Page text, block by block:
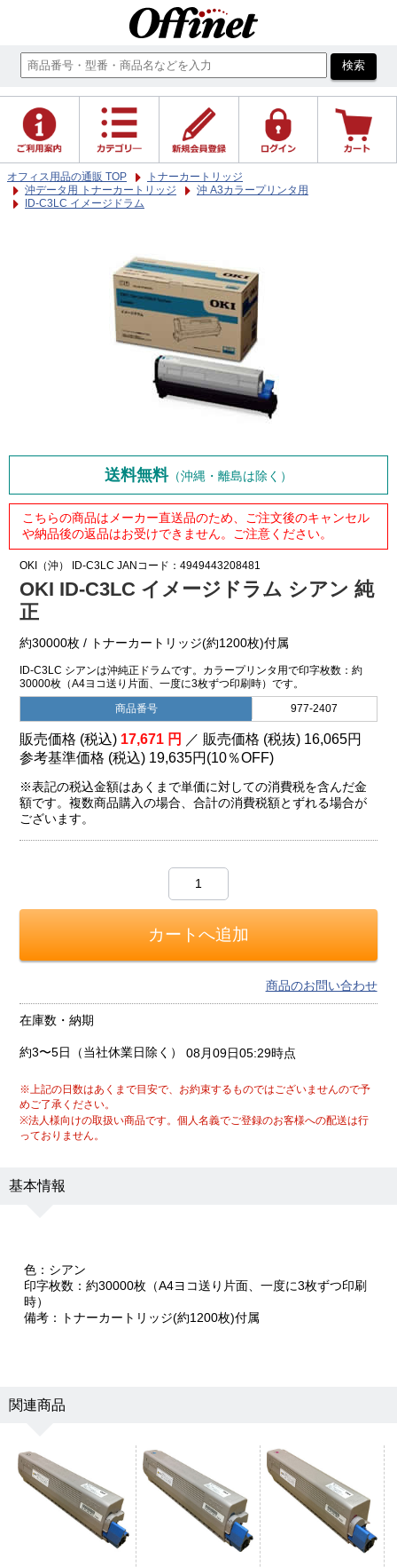
オフィス用品の通販 TOP
トナーカートリッジ
沖データ用 トナーカートリッジ
沖 A3カラープリンタ用
ID-C3LC イメージドラム
送料無料（沖縄・離島は除く）
こちらの商品はメーカー直送品のため、ご注文後のキャンセル
や納品後の返品はお受けできません。ご注意ください。
OKI（沖） ID-C3LC JANコード：4949443208481
OKI ID-C3LC イメージドラム シアン 純
正
約30000枚 / トナーカートリッジ(約1200枚)付属
ID-C3LC シアンは沖純正ドラムです。カラープリンタ用で印字枚数：約
30000枚（A4ヨコ送り片面、一度に3枚ずつ印刷時）です。
商品番号 977-2407
販売価格 (税込) 17,671 円 ／ 販売価格 (税抜) 16,065円
参考基準価格 (税込) 19,635円 (10％OFF)
※表記の税込金額はあくまで単価に対しての消費税を含んだ金
額です。複数商品購入の場合、合計の消費税額とずれる場合が
ございます。
商品のお問い合わせ
在庫数・納期
約3〜5日（当社休業日除く） 08月09日05:29時点
※上記の日数はあくまで目安で、お約束するものではございませんので予
めご了承ください。
※法人様向けの取扱い商品です。個人名義でご登録のお客様への配送は行
っておりません。
基本情報
色：シアン
印字枚数：約30000枚（A4ヨコ送り片面、一度に3枚ずつ印刷
時）
備考：トナーカートリッジ(約1200枚)付属
関連商品